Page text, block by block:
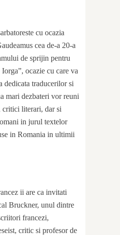
cu ocazia
cea de-a 20-a
de sprijin pentru
ocazie cu care va
dedicata traducerilor si
mari dezbateri vor reuni
literari, dar si
in jurul textelor
in Romania in ultimii
ii are ca invitati
Bruckner, unul dintre
francezi,
critic si profesor de